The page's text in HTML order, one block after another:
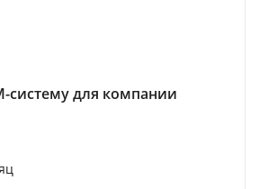
систему для компании